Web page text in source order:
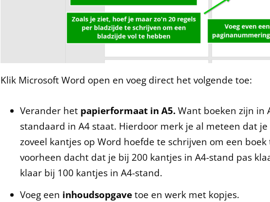
Klik Microsoft Word open en voeg direct het volgende toe:
Verander het papierformaat in A5.Want boeken zijn in
standaard in A4 staat. Hierdoor merk je al meteen dat
zoveel kantjes op Word hoefde te schrijven om een
voorheen dacht dat je bij 200 kantjes in A4-stand pas
klaar bij 100 kantjes in A4-stand.
Voeg een inhoudsopgavetoe en werk met kopjes.